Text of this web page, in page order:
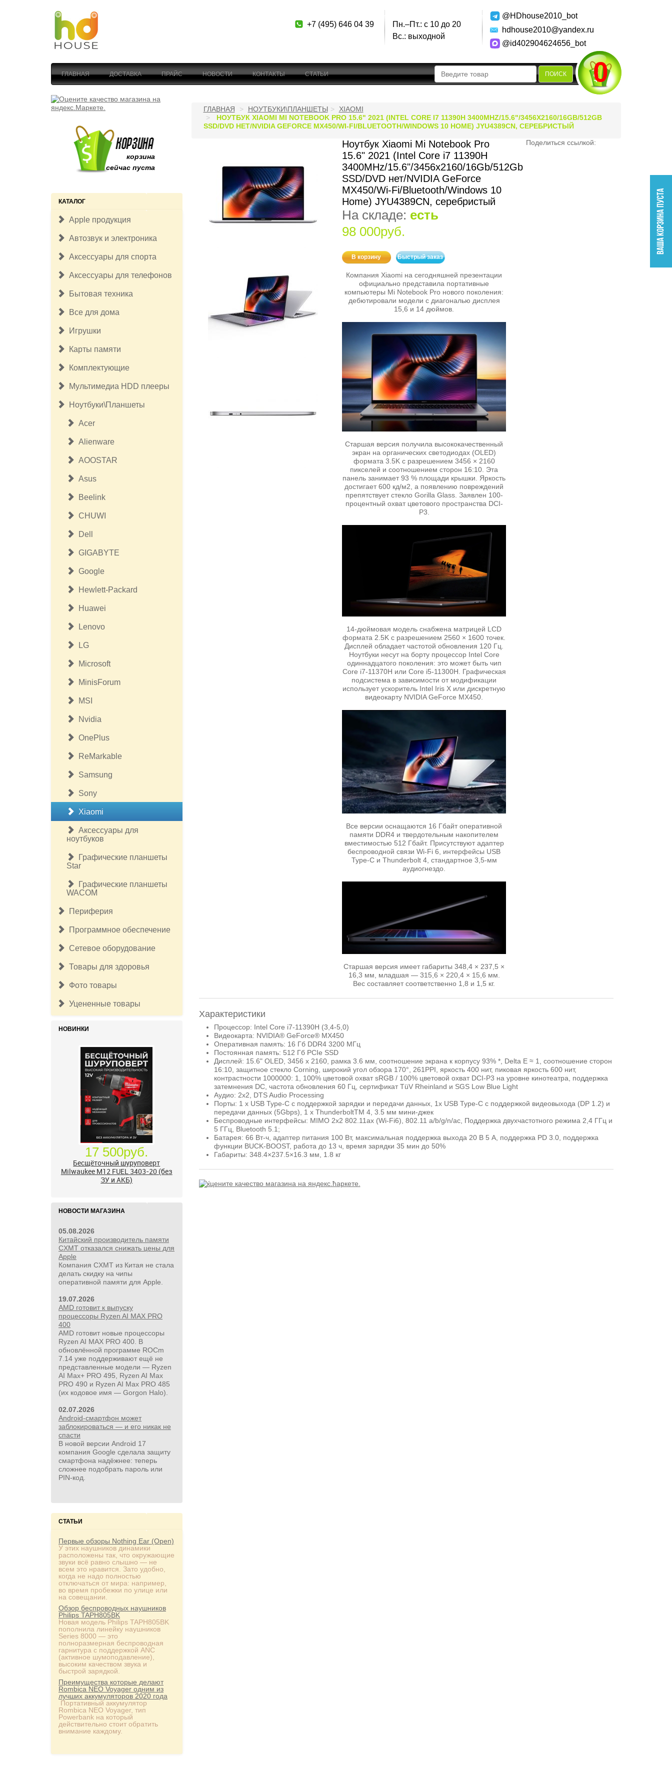
+7 (495) 646 04 39
Пн.–Пт.: с 10 до 20
Вс.: выходной
@HDhouse2010_bot
hdhouse2010@yandex.ru
@id402904624656_bot
ГЛАВНАЯ ДОСТАВКА ПРАЙС НОВОСТИ КОНТАКТЫ СТАТЬИ ПОИСК 0
корзина
сейчас пуста
КАТАЛОГ
Apple продукция
Автозвук и электроника
Аксессуары для спорта
Аксессуары для телефонов
Бытовая техника
Все для дома
Игрушки
Карты памяти
Комплектующие
Мультимедиа HDD плееры
Ноутбуки\Планшеты
Acer
Alienware
AOOSTAR
Asus
Beelink
CHUWI
Dell
GIGABYTE
Google
Hewlett-Packard
Huawei
Lenovo
LG
Microsoft
MinisForum
MSI
Nvidia
OnePlus
ReMarkable
Samsung
Sony
Xiaomi
Аксессуары для
ноутбуков
Графические планшеты
Star
Графические планшеты
WACOM
Периферия
Программное обеспечение
Сетевое оборудование
Товары для здоровья
Фото товары
Уцененные товары
НОВИНКИ
17 500руб.
Бесщёточный шуруповерт
Milwaukee M12 FUEL 3403-20 (без
ЗУ и АКБ)
24 500руб.
УШМ болгарка Milwaukee M18
НОВОСТИ МАГАЗИНА
05.08.2026
Китайский производитель памяти
CXMT отказался снижать цены для
Apple
Компания CXMT из Китая не стала
делать скидку на чипы
оперативной памяти для Apple.
19.07.2026
AMD готовит к выпуску
процессоры Ryzen AI MAX PRO
400
AMD готовит новые процессоры
Ryzen AI MAX PRO 400. В
обновлённой программе ROCm
7.14 уже поддерживают ещё не
представленные модели — Ryzen
AI Max+ PRO 495, Ryzen AI Max
PRO 490 и Ryzen AI Max PRO 485
(их кодовое имя — Gorgon Halo).
02.07.2026
Android-смартфон может
заблокироваться — и его никак не
спасти
В новой версии Android 17
компания Google сделала защиту
смартфона надёжнее: теперь
сложнее подобрать пароль или
PIN‑код.
СТАТЬИ
Первые обзоры Nothing Ear (Open)
У этих наушников динамики
расположены так, что окружающие
звуки всё равно слышно — не
всем это нравится. Зато удобно,
когда не надо полностью
отключаться от мира: например,
во время пробежки по улице или
на совещании.
Обзор беспроводных наушников
Philips TAPH805BK
Новая модель Philips TAPH805BK
пополнила линейку наушников
Series 8000 — это
полноразмерная беспроводная
гарнитура с поддержкой ANC
(активное шумоподавление),
высоким качеством звука и
быстрой зарядкой.
Преимущества которые делают
Rombica NEO Voyager одним из
лучших аккумуляторов 2020 года
Портативный аккумулятор
Rombica NEO Voyager, тип
Powerbank на который
действительно стоит обратить
внимание каждому.
ГЛАВНАЯ НОУТБУКИ\ПЛАНШЕТЫ
XIAOMI
НОУТБУК XIAOMI MI NOTEBOOK PRO 15.6" 2021 (INTEL CORE I7 11390H 3400MHZ/15.6"/3456X2160/16GB/512GB
SSD/DVD НЕТ/NVIDIA GEFORCE MX450/WI-FI/BLUETOOTH/WINDOWS 10 HOME) JYU4389CN, СЕРЕБРИСТЫЙ
Ноутбук Xiaomi Mi Notebook Pro
15.6" 2021 (Intel Core i7 11390H
3400MHz/15.6"/3456x2160/16Gb/512Gb
SSD/DVD нет/NVIDIA GeForce
MX450/Wi-Fi/Bluetooth/Windows 10
Home) JYU4389CN, серебристый
На складе: есть
98 000руб.
В корзину Быстрый заказ
Компания Xiaomi на сегодняшней презентации
официально представила портативные
компьютеры Mi Notebook Pro нового поколения:
дебютировали модели с диагональю дисплея
15,6 и 14 дюймов.
Старшая версия получила высококачественный
экран на органических светодиодах (OLED)
формата 3.5K с разрешением 3456 × 2160
пикселей и соотношением сторон 16:10. Эта
панель занимает 93 % площади крышки. Яркость
достигает 600 кд/м2, а появлению повреждений
препятствует стекло Gorilla Glass. Заявлен 100-
процентный охват цветового пространства DCI-
P3.
14-дюймовая модель снабжена матрицей LCD
формата 2.5K с разрешением 2560 × 1600 точек.
Дисплей обладает частотой обновления 120 Гц.
Ноутбуки несут на борту процессор Intel Core
одиннадцатого поколения: это может быть чип
Core i7-11370H или Core i5-11300H. Графическая
подсистема в зависимости от модификации
использует ускоритель Intel Iris X или дискретную
видеокарту NVIDIA GeForce MX450.
Все версии оснащаются 16 Гбайт оперативной
памяти DDR4 и твердотельным накопителем
вместимостью 512 Гбайт. Присутствуют адаптер
беспроводной связи Wi-Fi 6, интерфейсы USB
Type-C и Thunderbolt 4, стандартное 3,5-мм
аудиогнездо.
Старшая версия имеет габариты 348,4 × 237,5 ×
16,3 мм, младшая — 315,6 × 220,4 × 15,6 мм.
Вес составляет соответственно 1,8 и 1,5 кг.
Поделиться ссылкой:
Характеристики
Процессор: Intel Core i7-11390H (3,4-5,0)
Видеокарта: NVIDIA® GeForce® MX450
Оперативная память: 16 Гб DDR4 3200 МГц
Постоянная память: 512 Гб PCIe SSD
Дисплей: 15.6" OLED, 3456 x 2160, рамка 3.6 мм, соотношение экрана к корпусу 93% *, Delta E ≈ 1, соотношение сторон
16:10, защитное стекло Corning, широкий угол обзора 170°, 261PPI, яркость 400 нит, пиковая яркость 600 нит,
контрастности 1000000: 1, 100% цветовой охват sRGB / 100% цветовой охват DCI-P3 на уровне кинотеатра, поддержка
затемнения DC, частота обновления 60 Гц, сертификат TüV Rheinland и SGS Low Blue Light
Аудио: 2х2, DTS Audio Processing
Порты: 1 х USB Type-C с поддержкой зарядки и передачи данных, 1х USB Type-C с поддержкой видеовыхода (DP 1.2) и
передачи данных (5Gbps), 1 х ThunderboltTM 4, 3.5 мм мини-джек
Беспроводные интерфейсы: MIMO 2х2 802.11ax (Wi-Fi6), 802.11 a/b/g/n/ac, Поддержка двухчастотного режима 2,4 ГГц и
5 ГГц, Bluetooth 5.1;
Батарея: 66 Вт-ч, адаптер питания 100 Вт, максимальная поддержка выхода 20 В 5 А, поддержка PD 3.0, поддержка
функции BUCK-BOOST, работа до 13 ч, время зарядки 35 мин до 50%
Габариты: 348.4×237.5×16.3 мм, 1.8 кг